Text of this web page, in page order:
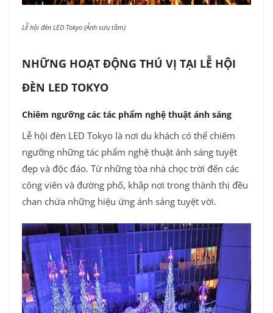
Lễ hội đèn LED Tokyo (Ảnh sưu tầm)
NHỮNG HOẠT ĐỘNG THÚ VỊ TẠI LỄ HỘI
ĐÈN LED TOKYO
Chiêm ngưỡng các tác phẩm nghệ thuật ánh sáng
Lễ hội đèn LED Tokyo là nơi du khách có thể chiêm
ngưỡng những tác phẩm nghệ thuật ánh sáng tuyệt
đẹp và độc đáo. Từ những tòa nhà chọc trời đến các
công viên và đường phố, khắp nơi trong thành thị đều
chan chứa những hiệu ứng ánh sáng tuyệt vời.